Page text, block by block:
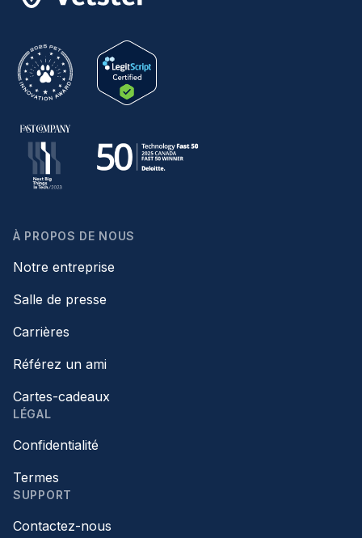
À PROPOS DE NOUS
Notre entreprise
Salle de presse
Carrières
Référez un ami
Cartes-cadeaux
LÉGAL
Confidentialité
Termes
SUPPORT
Contactez-nous